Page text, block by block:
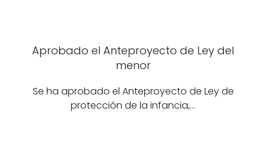
Aprobado el Anteproyecto de Ley del
menor
Se ha aprobado el Anteproyecto de Ley de
protección de la infancia,…